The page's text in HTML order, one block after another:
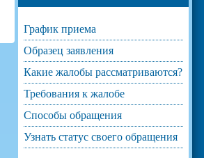
график приема
образец заявления
какие жалобы рассматриваются?
требования к жалобе
способы обращения
узнать статус своего обращения